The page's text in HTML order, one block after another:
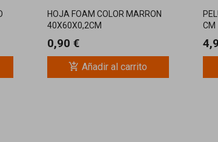
HOJA FOAM COLOR MARRON
40X60X0,2CM
0,90 €
add_shopping_cart Añadir al carrito
CM